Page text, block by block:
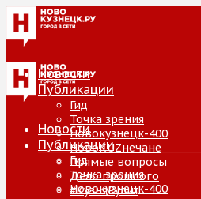
Новости
Публикации
Гид
Точка зрения
Новокузнецк-400
НовоKUZнечане
Прямые вопросы
Дело прошлого
#КузняРулит
Новости
Публикации
Гид
Точка зрения
Новокузнецк-400